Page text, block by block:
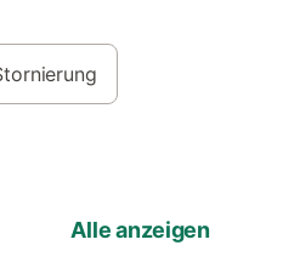
Alle anzeigen